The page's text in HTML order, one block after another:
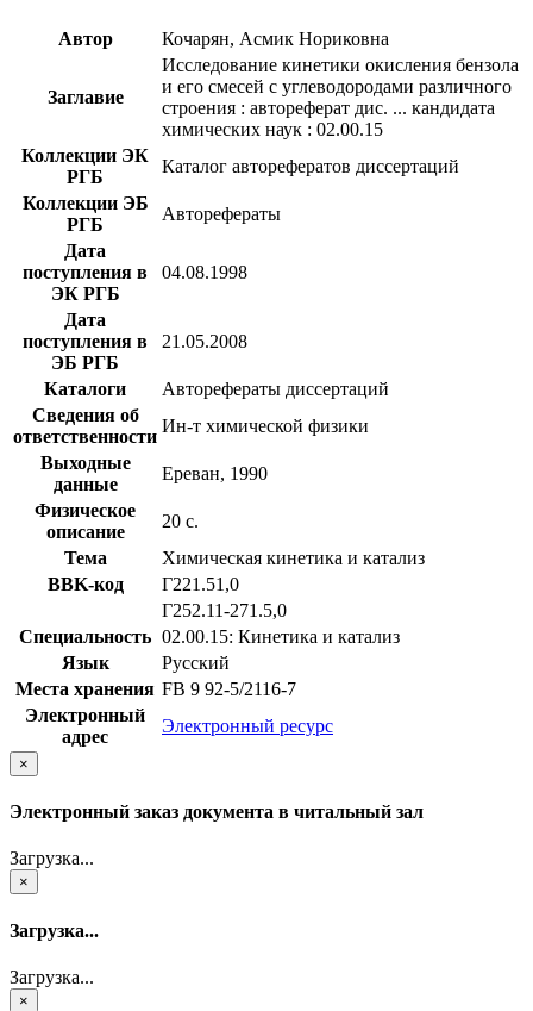
Автор Кочарян, Асмик Нориковна
Заглавие
Исследование кинетики окисления бензола
и его смесей с углеводородами различного
строения : автореферат дис. ... кандидата
химических наук : 02.00.15
Коллекции ЭК
РГБ
Каталог авторефератов диссертаций
Коллекции ЭБ
РГБ
Авторефераты
Дата
поступления в
ЭК РГБ
04.08.1998
Дата
поступления в
ЭБ РГБ
21.05.2008
Каталоги
Авторефераты диссертаций
Сведения об
ответственности
Ин-т химической физики
Выходные
данные
Ереван, 1990
Физическое
описание
20 с.
Тема
Химическая кинетика и катализ
BBK-код
Г221.51,0
Г252.11-271.5,0
Специальность 02.00.15: Кинетика и катализ
Язык
Русский
Места хранения FB 9 92-5/2116-7
Электронный
адрес
Электронный ресурс
×
Электронный заказ документа в читальный зал
Загрузка...
×
Загрузка...
Загрузка...
×